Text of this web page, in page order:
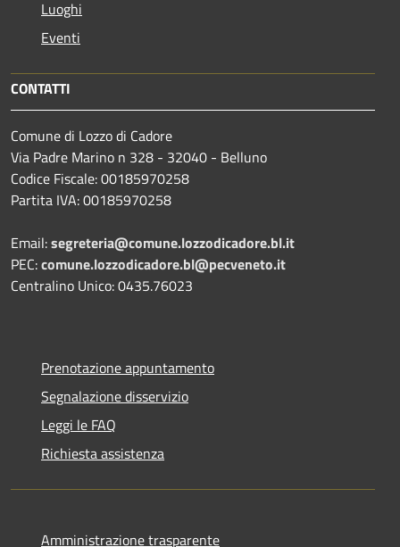
Luoghi
Eventi
CONTATTI
Comune di Lozzo di Cadore
Via Padre Marino n 328 - 32040 - Belluno
Codice Fiscale: 00185970258
Partita IVA: 00185970258
Email:segreteria@comune.lozzodicadore.bl.it
PEC:comune.lozzodicadore.bl@pecveneto.it
Centralino Unico: 0435.76023
Prenotazione appuntamento
Segnalazione disservizio
Leggi le FAQ
Richiesta assistenza
Amministrazione trasparente